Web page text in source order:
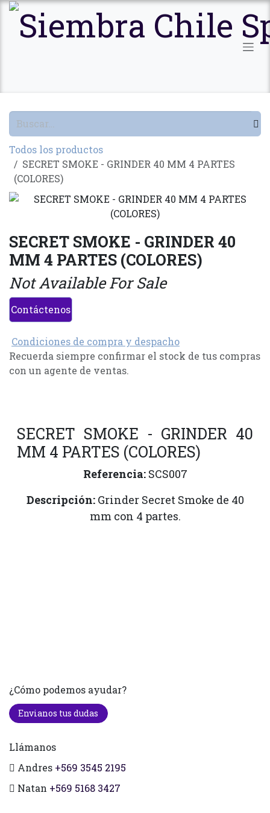
Ir al contenido
Todos los productos
SECRET SMOKE - GRINDER 40 MM 4 PARTES
(COLORES)
SECRET SMOKE - GRINDER 40
MM 4 PARTES (COLORES)
Not Available For Sale
Contáctenos
Condiciones de compra y despacho
Recuerda siempre confirmar el stock de tus compras
con un agente de ventas.
SECRET SMOKE - GRINDER 40
MM 4 PARTES (COLORES)
Referencia:SCS007
Descripción:Grinder Secret Smoke de 40
mm con 4 partes.
¿Cómo podemos ayudar?
Envianos tus dudas
Llámanos
Andres +569 3545 2195
Natan +569 5168 3427